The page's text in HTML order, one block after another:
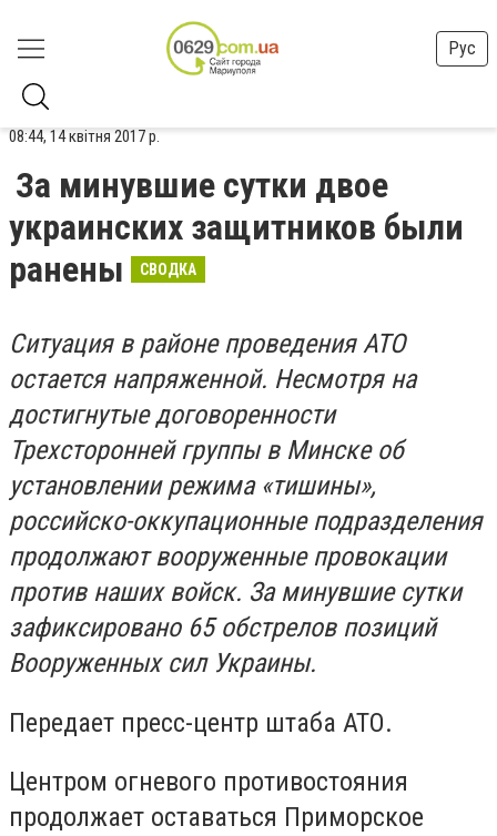
Рус
08:44, 14 квітня 2017 р.
За минувшие сутки двое
украинских защитников были
ранены
СВОДКА
Ситуация в районе проведения АТО
остается напряженной. Несмотря на
достигнутые договоренности
Трехсторонней группы в Минске об
установлении режима «тишины»,
российско-оккупационные подразделения
продолжают вооруженные провокации
против наших войск. За минувшие сутки
зафиксировано 65 обстрелов позиций
Вооруженных сил Украины.
Передает пресс-центр штаба АТО.
Центром огневого противостояния
продолжает оставаться Приморское